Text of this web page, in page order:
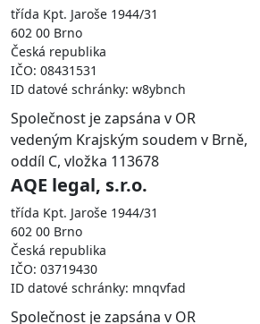
třída Kpt. Jaroše 1944/31
602 00 Brno
Česká republika
IČO: 08431531
ID datové schránky: w8ybnch
Společnost je zapsána v OR
vedeným Krajským soudem v Brně,
oddíl C, vložka 113678
AQE legal, s.r.o.
třída Kpt. Jaroše 1944/31
602 00 Brno
Česká republika
IČO: 03719430
ID datové schránky: mnqvfad
Společnost je zapsána v OR